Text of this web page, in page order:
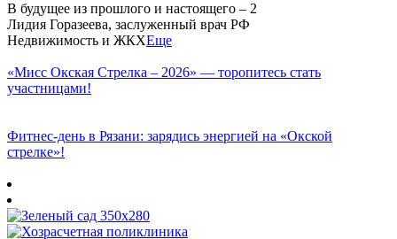
В будущее из прошлого и настоящего – 2
Лидия Горазеева, заслуженный врач РФ
Недвижимость и ЖКХЕще
«Мисс Окская Стрелка – 2026» — торопитесь стать
участницами!
Фитнес‑день в Рязани: зарядись энергией на «Окской
стрелке»!